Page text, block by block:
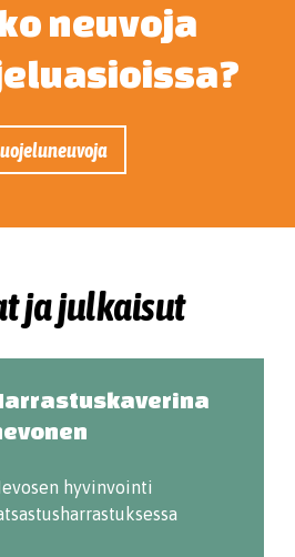
neuvoja
ja julkaisut
hyvinvointi